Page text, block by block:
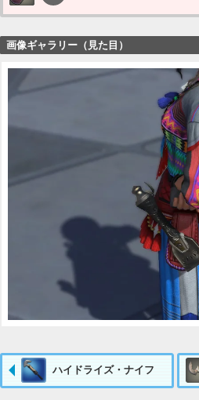
画像ギャラリー（見た目）
ハイドライズ・ナイフ